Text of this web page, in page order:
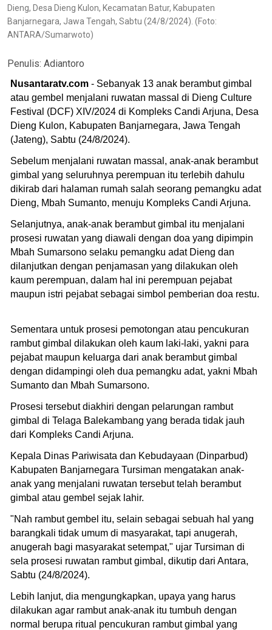
Dieng, Desa Dieng Kulon, Kecamatan Batur, Kabupaten
Banjarnegara, Jawa Tengah, Sabtu (24/8/2024). (Foto:
ANTARA/Sumarwoto)
Penulis: Adiantoro
Nusantaratv.com - Sebanyak 13 anak berambut gimbal
atau gembel menjalani ruwatan massal di Dieng Culture
Festival (DCF) XIV/2024 di Kompleks Candi Arjuna, Desa
Dieng Kulon, Kabupaten Banjarnegara, Jawa Tengah
(Jateng), Sabtu (24/8/2024).
Sebelum menjalani ruwatan massal, anak-anak berambut
gimbal yang seluruhnya perempuan itu terlebih dahulu
dikirab dari halaman rumah salah seorang pemangku adat
Dieng, Mbah Sumanto, menuju Kompleks Candi Arjuna.
Selanjutnya, anak-anak berambut gimbal itu menjalani
prosesi ruwatan yang diawali dengan doa yang dipimpin
Mbah Sumarsono selaku pemangku adat Dieng dan
dilanjutkan dengan penjamasan yang dilakukan oleh
kaum perempuan, dalam hal ini perempuan pejabat
maupun istri pejabat sebagai simbol pemberian doa restu.
Sementara untuk prosesi pemotongan atau pencukuran
rambut gimbal dilakukan oleh kaum laki-laki, yakni para
pejabat maupun keluarga dari anak berambut gimbal
dengan didampingi oleh dua pemangku adat, yakni Mbah
Sumanto dan Mbah Sumarsono.
Prosesi tersebut diakhiri dengan pelarungan rambut
gimbal di Telaga Balekambang yang berada tidak jauh
dari Kompleks Candi Arjuna.
Kepala Dinas Pariwisata dan Kebudayaan (Dinparbud)
Kabupaten Banjarnegara Tursiman mengatakan anak-
anak yang menjalani ruwatan tersebut telah berambut
gimbal atau gembel sejak lahir.
"Nah rambut gembel itu, selain sebagai sebuah hal yang
barangkali tidak umum di masyarakat, tapi anugerah,
anugerah bagi masyarakat setempat," ujar Tursiman di
sela prosesi ruwatan rambut gimbal, dikutip dari Antara,
Sabtu (24/8/2024).
Lebih lanjut, dia mengungkapkan, upaya yang harus
dilakukan agar rambut anak-anak itu tumbuh dengan
normal berupa ritual pencukuran rambut gimbal yang